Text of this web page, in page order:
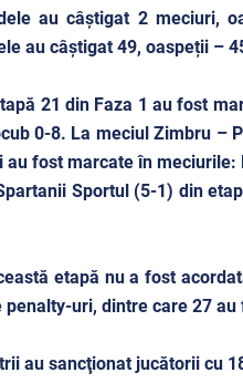
au câștigat 2 meciuri,
au câștigat 49, oaspeții –
21 din Faza 1 au fost
0-8. La meciul Zimbru –
au fost marcate în meciurile:
Sportul (5-1) din
etapă nu a fost
penalty-uri, dintre care 27
au sancţionat jucătorii cu